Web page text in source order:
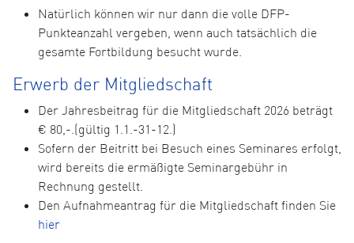
Natürlich können wir nur dann die volle DFP-
Punkteanzahl vergeben, wenn auch tatsächlich die
gesamte Fortbildung besucht wurde.
Erwerb der Mitgliedschaft
Der Jahresbeitrag für die Mitgliedschaft 2026 beträgt
€ 80,-.(gültig 1.1.-31-12.)
Sofern der Beitritt bei Besuch eines Seminares erfolgt,
wird bereits die ermäßigte Seminargebühr in
Rechnung gestellt.
Den Aufnahmeantrag für die Mitgliedschaft finden Sie
hier